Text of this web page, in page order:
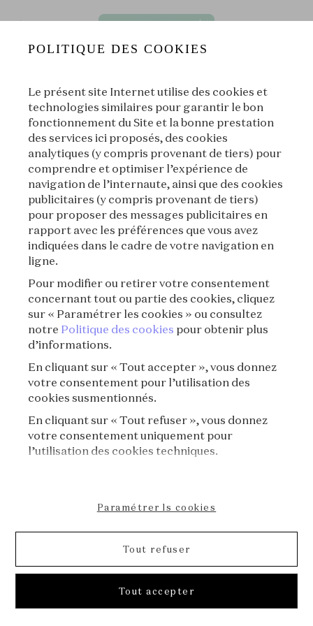
S11E02 - Voyages de gemmes⏐Les routes bleues du Lapis
S11⏐Voyages de gemmes | L'École des Arts Joailliers
00:00
Suivant | À propos
À propos
bleues du Lapis Lazuli
S11⏐Voyages de gemmes
POLITIQUE DES COOKIES
Le présent site Internet utilise des cookies et
technologies similaires pour garantir le bon
fonctionnement du Site et la bonne prestation
des services ici proposés, des cookies
analytiques (y compris provenant de tiers) pour
comprendre et optimiser l’expérience de
navigation de l’internaute, ainsi que des cookies
publicitaires (y compris provenant de tiers)
pour proposer des messages publicitaires en
rapport avec les préférences que vous avez
indiquées dans le cadre de votre navigation en
ligne.
Pour modifier ou retirer votre consentement
concernant tout ou partie des cookies, cliquez
sur « Paramétrer les cookies » ou consultez
notre Politique des cookies pour obtenir plus
d’informations.
En cliquant sur « Tout accepter », vous donnez
votre consentement pour l’utilisation des
cookies susmentionnés.
En cliquant sur « Tout refuser », vous donnez
votre consentement uniquement pour
l’utilisation des cookies techniques.
Paramétrer ls cookies
Tout refuser
Tout accepter